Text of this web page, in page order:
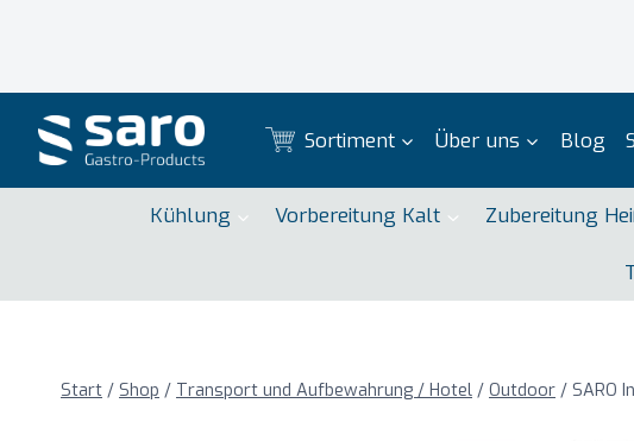
Sortiment Über uns Blog
Kühlung Vorbereitung Kalt Zubereitung
Start / Shop / Transport und Aufbewahrung / Hotel / Outdoor / SARO